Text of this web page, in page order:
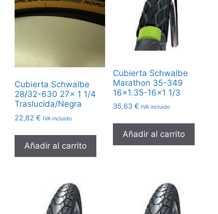
Cubierta Schwalbe
28/32-630 27x 1 1/4
Traslucida/Negra
22,82 € IVA incluido
Añadir al carrito
Cubierta Schwalbe
Marathon 35-349
16×1.35-16×1 1/3
35,63 € IVA incluido
Añadir al carrito